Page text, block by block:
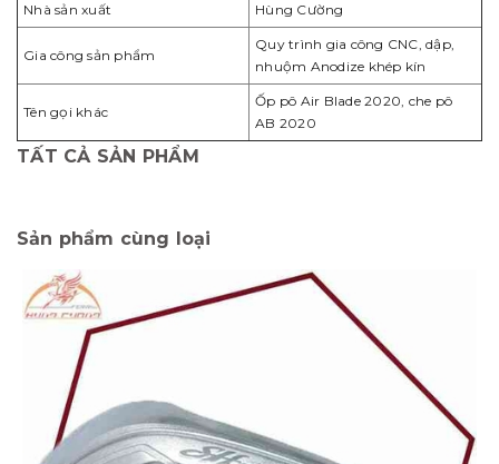
Nhà sản xuất Hùng Cường
Gia công sản phẩm
Quy trình gia công CNC, dập,
nhuộm Anodize khép kín
Tên gọi khác
Ốp pô Air Blade 2020, che pô
AB 2020
TẤT CẢ SẢN PHẨM
Sản phẩm cùng loại